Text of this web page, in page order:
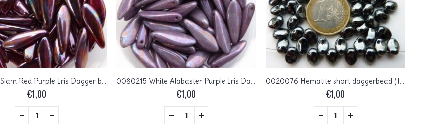
0050081 Siam Red Purple Iris Dagger bead 14 Pc.
€1,00
0080215 White Alabaster Purple Iris Dagger Bead 14 Pc.
€1,00
0020076 Hematite short daggerbead (Tulip petal ) 30 stuks
€1,00